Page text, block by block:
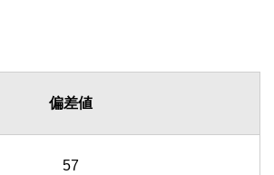
偏差値
57